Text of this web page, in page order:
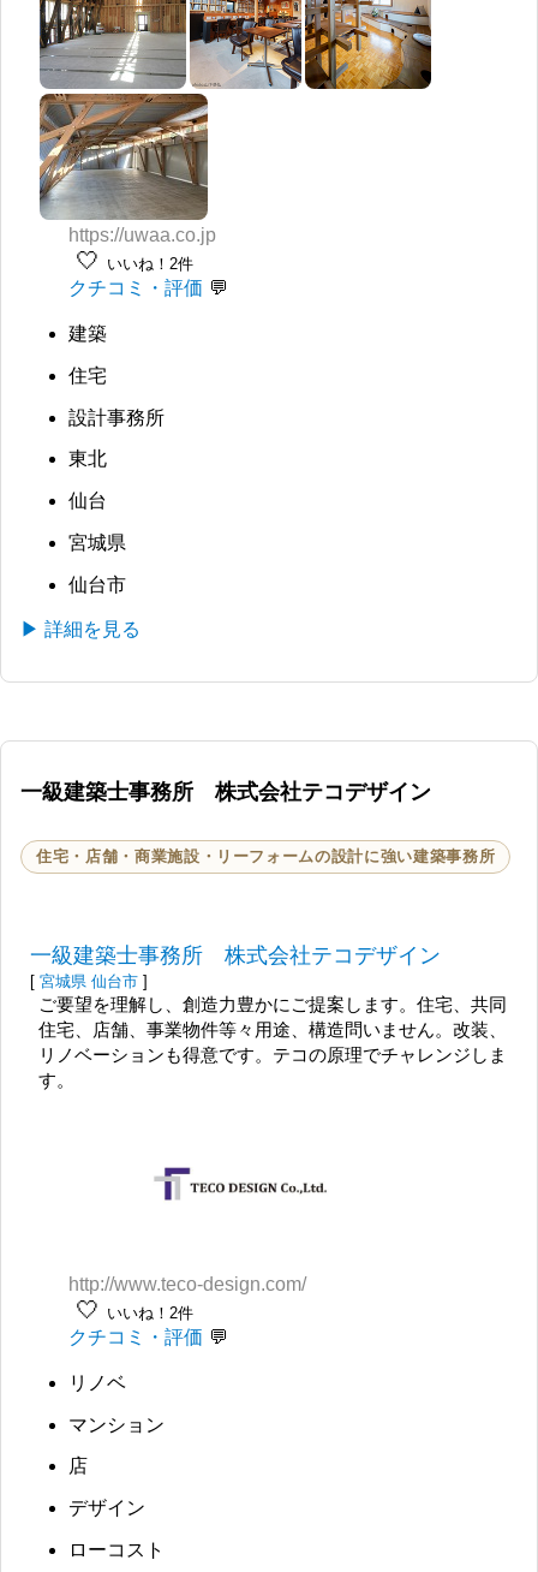
https://uwaa.co.jp
🤍 いいね！2件
クチコミ・評価
建築
住宅
設計事務所
東北
仙台
宮城県
仙台市
▶ 詳細を見る
一級建築士事務所 株式会社テコデザイン
住宅・店舗・商業施設・リーフォームの設計に強い建築事務所
一級建築士事務所 株式会社テコデザイン
[ 宮城県 仙台市 ]
ご要望を理解し、創造力豊かにご提案します。住宅、共同
住宅、店舗、事業物件等々用途、構造問いません。改装、
リノベーションも得意です。テコの原理でチャレンジしま
す。
http://www.teco-design.com/
🤍 いいね！2件
クチコミ・評価
リノベ
マンション
店
デザイン
ローコスト